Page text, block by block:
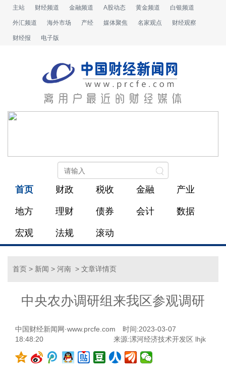
主站 财经频道 金融频道 A股动态 黄金频道 白银频道
外汇频道 海外市场 产经 媒体聚焦 名家观点 财经观察
财经报 电子版
首页 财政 税收 金融 产业
地方 理财 债券 会计 数据
宏观 法规 滚动
首页 > 新闻 > 河南 > 文章详情页
中央农办调研组来我区参观调研
中国财经新闻网·www.prcfe.com
时间:2023-03-07
18:48:20
来源:漯河经济技术开发区 lhjk